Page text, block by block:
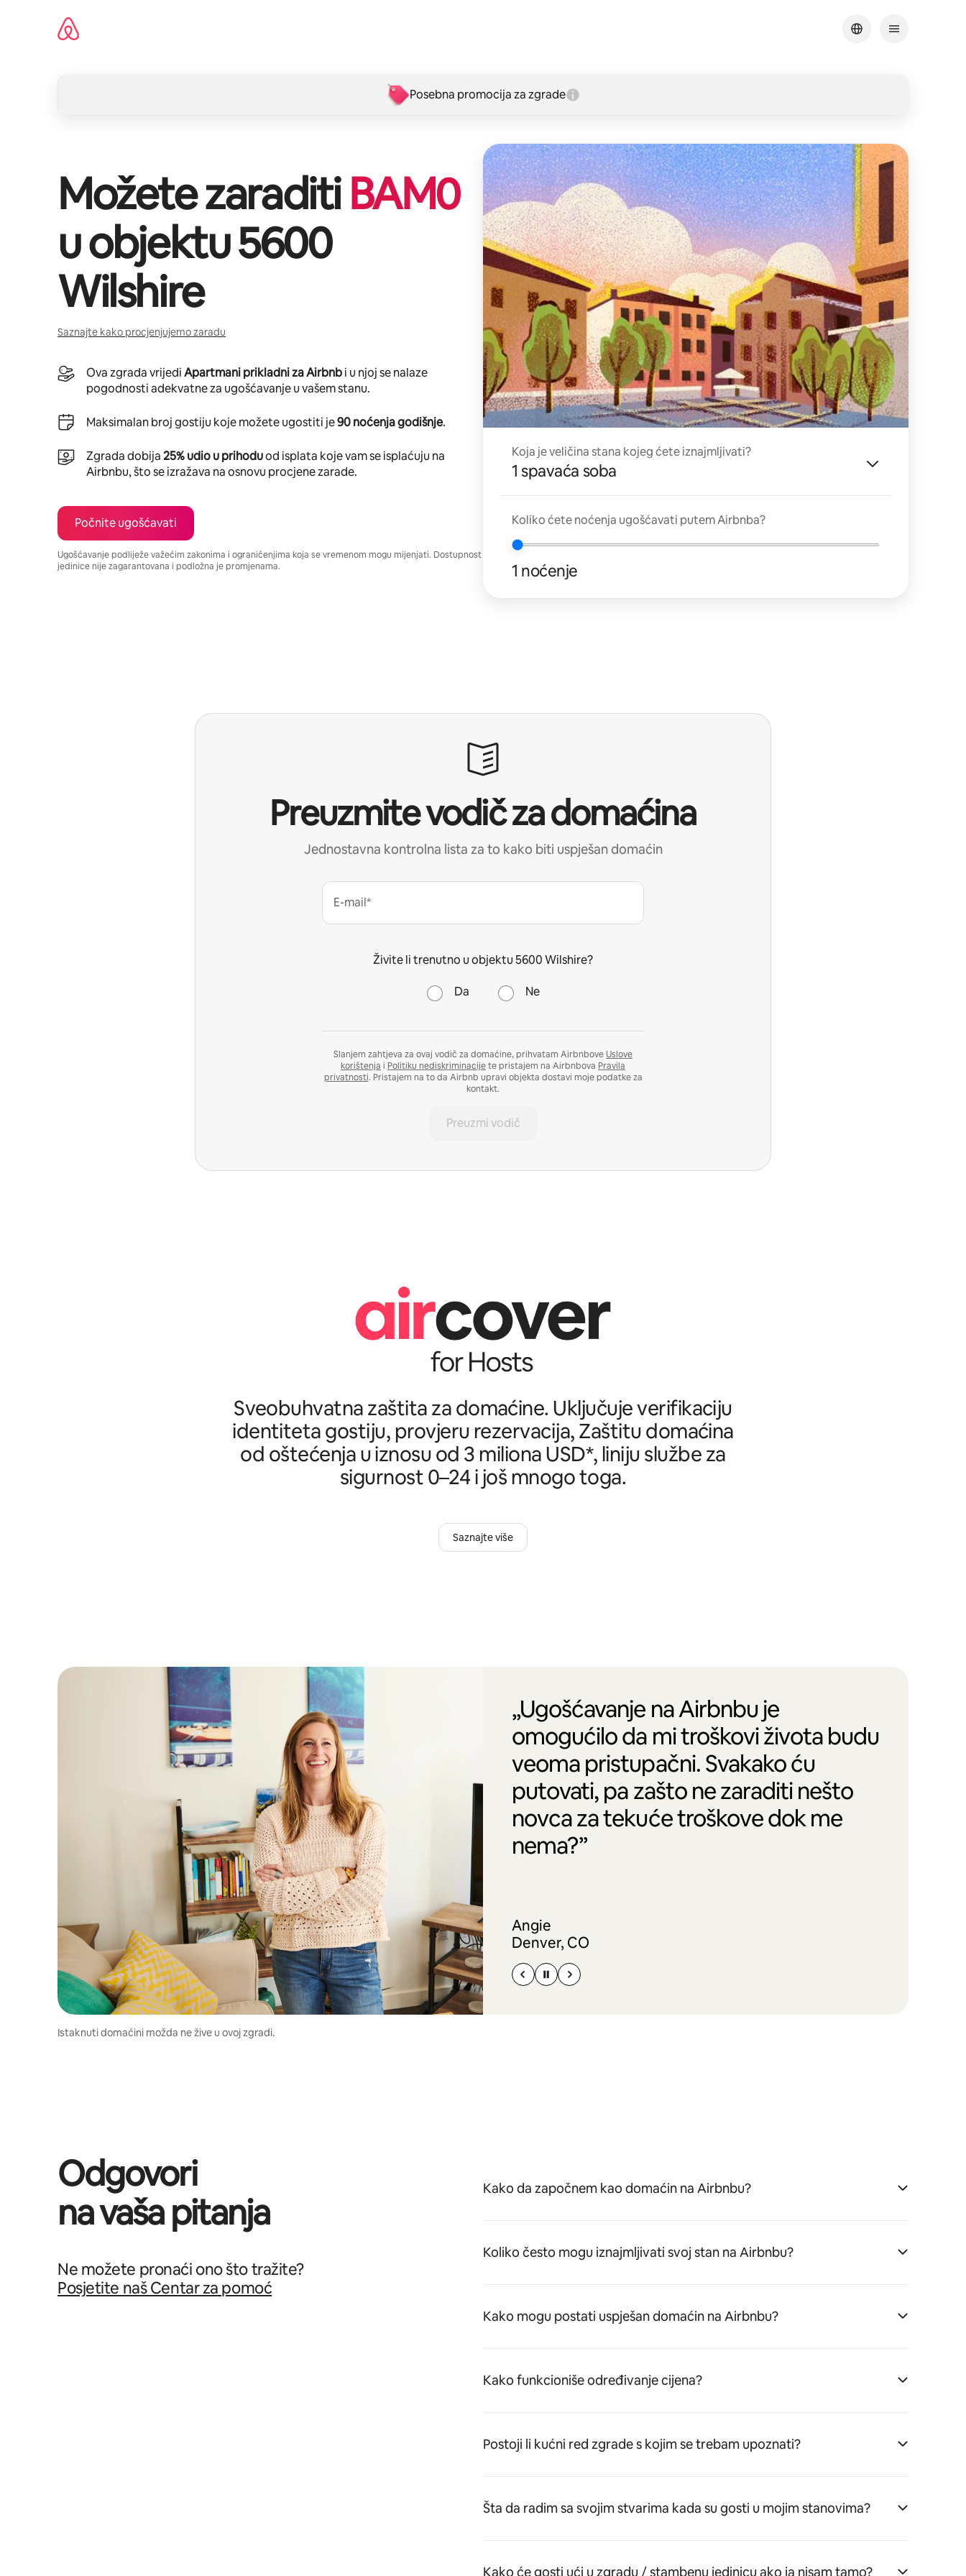
Posebna promocija za zgrade
Možete zaraditiBAM0
u objektu5600
Wilshire
Saznajte kako procjenjujemo zaradu
Ova zgrada vrijediApartmani prikladni za Airbnbi u njoj se nalaze
pogodnosti adekvatne za ugošćavanje u vašem stanu.
Maksimalan broj gostiju koje možete ugostiti je90 noćenja godišnje.
Zgrada dobija25% udio u prihoduod isplata koje vam se isplaćuju na
Airbnbu, što se izražava na osnovu procjene zarade.
Počnite ugošćavati
Ugošćavanje podliježe važećim zakonima i ograničenjima koja se vremenom mogu mijenjati. Dostupnost
jedinice nije zagarantovana i podložna je promjenama.
Koja je veličina stana kojeg ćete iznajmljivati?
1 spavaća soba
Koliko ćete noćenja ugošćavati putem Airbnba?
1 noćenje
Preuzmite vodič za domaćina
Jednostavna kontrolna lista za to kako biti uspješan domaćin
E-mail*
Živite li trenutno u objektu 5600 Wilshire?
Da Ne
Slanjem zahtjeva za ovaj vodič za domaćine, prihvatam AirbnboveUslove
korištenja i Politiku nediskriminacijete pristajem na Airbnbova Pravila
privatnosti. Pristajem na to da Airbnb upravi objekta dostavi moje podatke za
kontakt.
Preuzmi vodič
Sveobuhvatna zaštita za domaćine. Uključuje verifikaciju
identiteta gostiju, provjeru rezervacija, Zaštitu domaćina
od oštećenja u iznosu od 3 miliona USD*, liniju službe za
sigurnost 0–24 i još mnogo toga.
Saznajte više
„Ugošćavanje na Airbnbu je
omogućilo da mi troškovi života budu
veoma pristupačni. Svakako ću
putovati, pa zašto ne zaraditi nešto
novca za tekuće troškove dok me
nema?”
Angie
Denver, CO
Istaknuti domaćini možda ne žive u ovoj zgradi.
Odgovori
na vaša pitanja
Ne možete pronaći ono što tražite?
Posjetite naš Centar za pomoć
Kako da započnem kao domaćin na Airbnbu?
Koliko često mogu iznajmljivati svoj stan na Airbnbu?
Kako mogu postati uspješan domaćin na Airbnbu?
Kako funkcioniše određivanje cijena?
Postoji li kućni red zgrade s kojim se trebam upoznati?
Šta da radim sa svojim stvarima kada su gosti u mojim stanovima?
Kako će gosti ući u zgradu / stambenu jedinicu ako ja nisam tamo?